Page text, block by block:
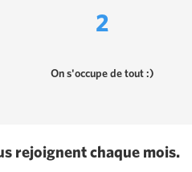
2
On s'occupe de tout :)
rejoignent chaque mois.